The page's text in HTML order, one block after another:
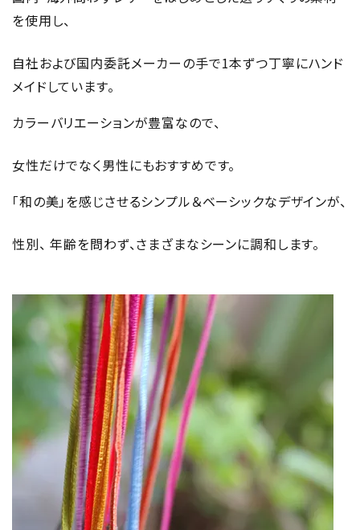
を使用し、
自社および国内委託メーカーの手で1本ずつ丁寧にハンド
メイドしています。
カラーバリエーションが豊富なので、
女性だけでなく男性にもおすすめです。
「和の美」を感じさせるシンプル＆ベーシックなデザインが、
性別、 年齢を問わず、さまざまなシーンに調和します。